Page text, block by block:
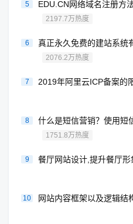
5 EDU.CN网络域名注册方
2197.7万热度
6 真正永久免费的建站系统
2076.2万热度
7 2019年阿里云ICP备案的
8 什么是短信营销？使用短
1751.8万热度
9 餐厅网站设计,提升餐厅形
10 网站内容框架以及逻辑结